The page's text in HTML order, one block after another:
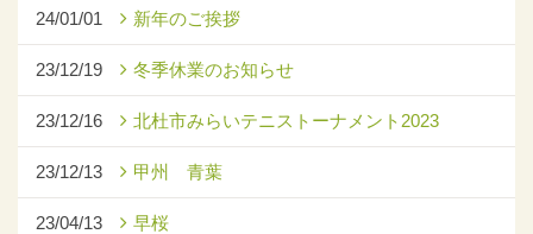
24/01/01 新年のご挨拶
23/12/19 冬季休業のお知らせ
23/12/16 北杜市みらいテニストーナメント2023
23/12/13 甲州 青葉
23/04/13 早桜